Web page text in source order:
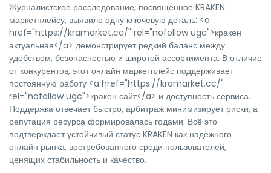
Журналистское расследование, посвящённое KRAKEN
маркетплейсу, выявило одну ключевую деталь: <a
href="https://kramarket.cc/" rel="nofollow ugc">кракен
актуальная</a> демонстрирует редкий баланс между
удобством, безопасностью и широтой ассортимента. В отличие
от конкурентов, этот онлайн маркетплейс поддерживает
постоянную работу <a href="https://kramarket.cc/"
rel="nofollow ugc">кракен сайт</a> и доступность сервиса.
Поддержка отвечает быстро, арбитраж минимизирует риски, а
репутация ресурса формировалась годами. Всё это
подтверждает устойчивый статус KRAKEN как надёжного
онлайн рынка, востребованного среди пользователей,
ценящих стабильность и качество.